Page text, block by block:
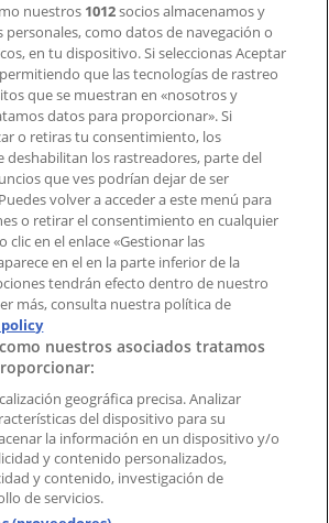
y de marketing
en el mapa
problema en la web o en la
Tiendeo
nuestros 1012socios almacenamos y
personales, como datos de navegación o
en tu dispositivo. Si seleccionas Aceptar
que las tecnologías de rastreo
que se muestran en «nosotros y
datos para proporcionar». Si
o retiras tu consentimiento, los
deshabilitan los rastreadores, parte del
que ves podrían dejar de ser
volver a acceder a este menú para
o retirar el consentimiento en cualquier
en el enlace «Gestionar las
en el en la parte inferior de la
tendrán efecto dentro de nuestro
más, consulta nuestra política de
nuestros asociados tratamos
geográfica precisa. Analizar
del dispositivo para su
la información en un dispositivo y/o
y contenido personalizados,
y contenido, investigación de
de servicios.